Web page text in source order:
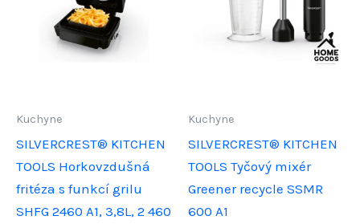
Kuchyne
SILVERCREST® KITCHEN
TOOLS Horkovzdušná
fritéza s funkcí grilu
SHFG 2460 A1, 3,8L, 2 460
Kuchyne
SILVERCREST® KITCHEN
TOOLS Tyčový mixér
Greener recycle SSMR
600 A1